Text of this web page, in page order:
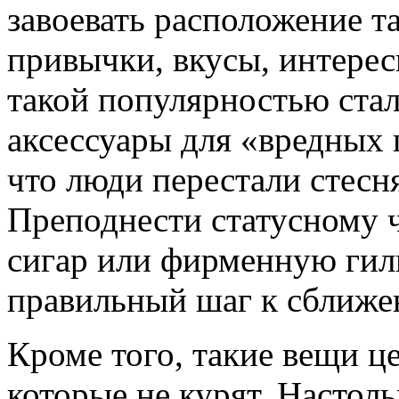
завоевать расположение
привычки, вкусы,
такой популярностью
аксессуары для
что люди перестали
Преподнести статусному
сигар или фирменную
правильный шаг к
Кроме того, такие вещи